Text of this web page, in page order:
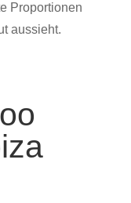
Proportionen
aussieht.